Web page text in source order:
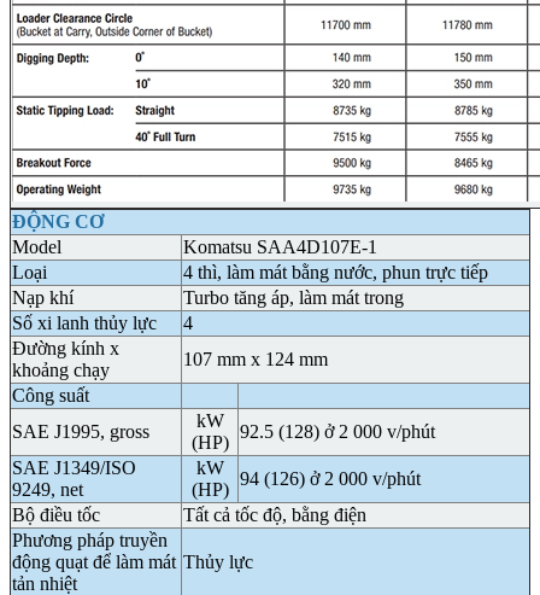
ĐỘNG CƠ
Model
Komatsu SAA4D107E-1
Loại
4 thì, làm mát bằng nước, phun trực tiếp
Nạp khí
Turbo tăng áp, làm mát trong
Số xi lanh thủy lực
4
Đường kính x
khoảng chạy
107 mm x 124 mm
Công suất
SAE J1995, gross
kW
(HP)
92.5 (128) ở 2 000 v/phút
SAE J1349/ISO
9249, net
kW
(HP)
94 (126) ở 2 000 v/phút
Bộ điều tốc
Tất cả tốc độ, bằng điện
Phương pháp truyền
động quạt để làm mát
tản nhiệt
Thủy lực